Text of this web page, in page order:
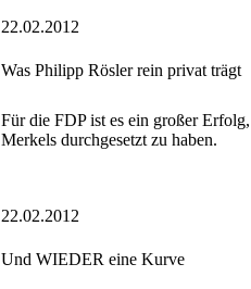
22.02.2012
Was Philipp Rösler rein privat trägt
Für die FDP ist es ein großer
Merkels durchgesetzt zu haben.
22.02.2012
Und WIEDER eine Kurve